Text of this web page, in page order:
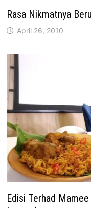
Rasa Nikmatnya
April 26, 2010
Edisi Terhad